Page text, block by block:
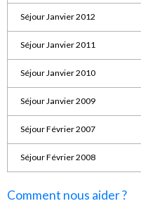
Séjour Janvier 2012
Séjour Janvier 2011
Séjour Janvier 2010
Séjour Janvier 2009
Séjour Février 2007
Séjour Février 2008
Comment nous aider ?